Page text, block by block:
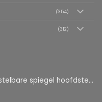
(354)
(312)
- baby en kids - 19 x 30cm - 360 graden draaibaar - zwart